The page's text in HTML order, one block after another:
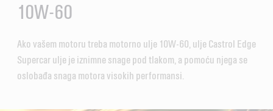
10W-60
Ako vašem motoru treba motorno ulje 10W-60, ulje Castrol Edge
Supercar ulje je iznimne snage pod tlakom, a pomoću njega se
oslobađa snaga motora visokih performansi.